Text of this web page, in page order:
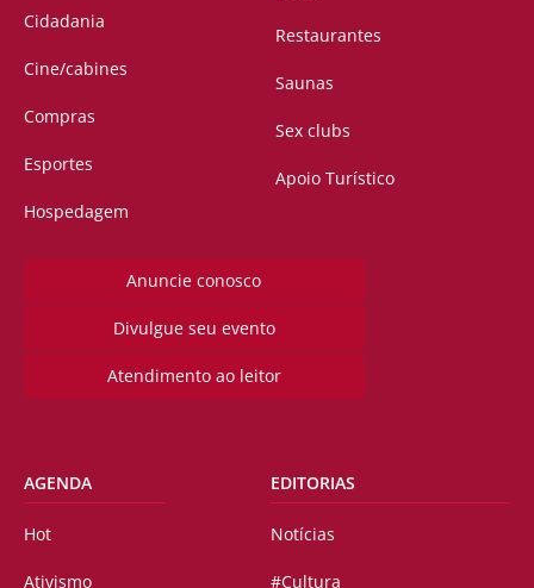
Cidadania
Cine/cabines
Compras
Esportes
Hospedagem
Restaurantes
Saunas
Sex clubs
Apoio Turístico
Anuncie conosco
Divulgue seu evento
Atendimento ao leitor
AGENDA
Hot
Ativismo
EDITORIAS
Notícias
#Cultura